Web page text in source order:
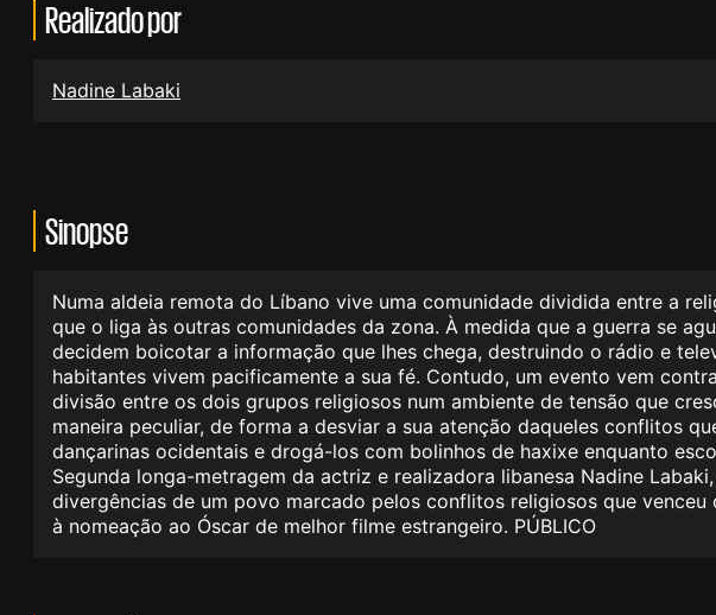
Realizado por
Nadine Labaki
Sinopse
Numa aldeia remota do Líbano vive uma comunidade dividida entre a
que o liga às outras comunidades da zona. À medida que a guerra se
decidem boicotar a informação que lhes chega, destruindo o rádio e
habitantes vivem pacificamente a sua fé. Contudo, um evento vem
divisão entre os dois grupos religiosos num ambiente de tensão que
maneira peculiar, de forma a desviar a sua atenção daqueles conflitos
dançarinas ocidentais e drogá-los com bolinhos de haxixe enquanto
Segunda longa-metragem da actriz e realizadora libanesa Nadine
divergências de um povo marcado pelos conflitos religiosos que
à nomeação ao Óscar de melhor filme estrangeiro. PÚBLICO